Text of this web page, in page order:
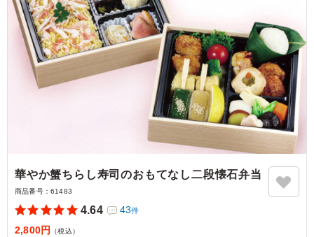
華やか蟹ちらし寿司のおもてなし二段懐石弁当
商品番号： 61483
4.64 43件
2,800円 （税込）